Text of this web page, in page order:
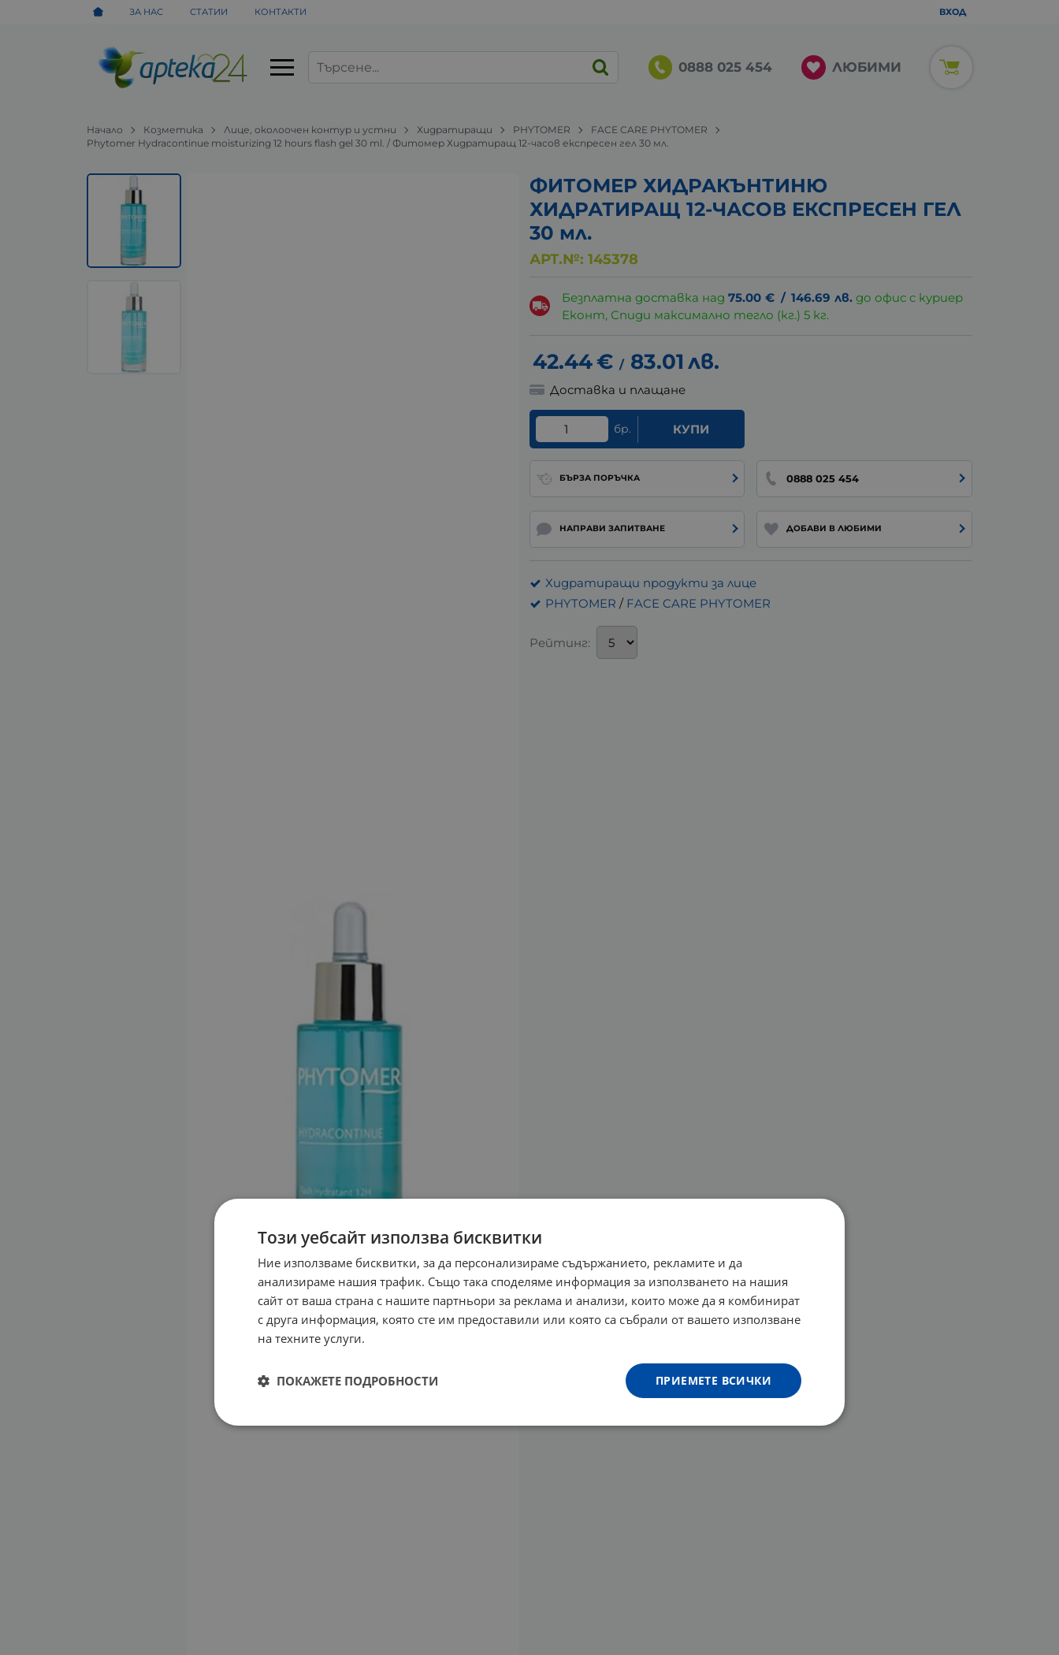
ЗА НАС СТАТИИ КОНТАКТИ ВХОД
0888 025 454 ЛЮБИМИ
Начало Козметика Лице, околоочен контур и устни Хидратиращи PHYTOMER
FACE CARE PHYTOMER
Phytomer Hydracontinue moisturizing 12 hours flash gel 30 ml. / Фитомер Хидратиращ 12-часов експресен гел 30 мл.
ФИТОМЕР ХИДРАКЪНТИНЮ
ХИДРАТИРАЩ 12-ЧАСОВ ЕКСПРЕСЕН ГЕЛ
30 мл.
АРТ.№: 145378
Безплатна доставка над75.00 € / 146.69 лв. до офис с куриер
Еконт, Спиди максимално тегло (кг.) 5 кг.
42.44€ / 83.01 лв.
Доставка и плащане
бр. КУПИ
БЪРЗА ПОРЪЧКА 0888 025 454
НАПРАВИ ЗАПИТВАНЕ ДОБАВИ В ЛЮБИМИ
Хидратиращи продукти за лице
PHYTOMER / FACE CARE PHYTOMER
Рейтинг:
Този уебсайт използва бисквитки
Ние използваме бисквитки, за да персонализираме съдържанието, рекламите и да
анализираме нашия трафик. Също така споделяме информация за използването на нашия
сайт от ваша страна с нашите партньори за реклама и анализи, които може да я комбинират
с друга информация, която сте им предоставили или която са събрали от вашето използване
на техните услуги.
ПРИЕМЕТЕ ВСИЧКИ
ПОКАЖЕТЕ ПОДРОБНОСТИ